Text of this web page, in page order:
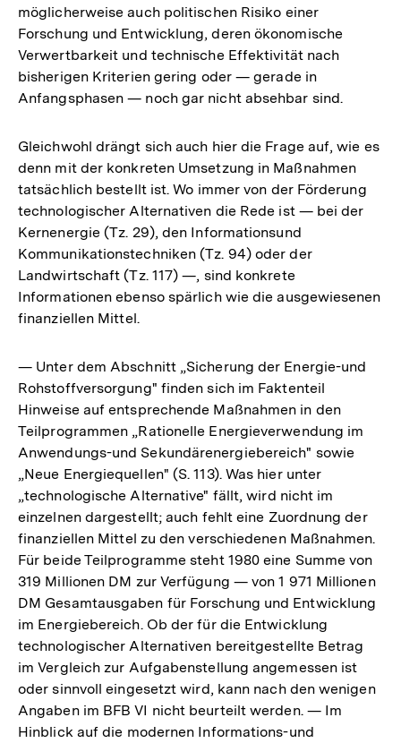
möglicherweise auch politischen Risiko einer
Forschung und Entwicklung, deren ökonomische
Verwertbarkeit und technische Effektivität nach
bisherigen Kriterien gering oder — gerade in
Anfangsphasen — noch gar nicht absehbar sind.
Gleichwohl drängt sich auch hier die Frage auf, wie es
denn mit der konkreten Umsetzung in Maßnahmen
tatsächlich bestellt ist. Wo immer von der Förderung
technologischer Alternativen die Rede ist — bei der
Kernenergie (Tz. 29), den Informationsund
Kommunikationstechniken (Tz. 94) oder der
Landwirtschaft (Tz. 117) —, sind konkrete
Informationen ebenso spärlich wie die ausgewiesenen
finanziellen Mittel.
— Unter dem Abschnitt „Sicherung der Energie-und
Rohstoffversorgung" finden sich im Faktenteil
Hinweise auf entsprechende Maßnahmen in den
Teilprogrammen „Rationelle Energieverwendung im
Anwendungs-und Sekundärenergiebereich" sowie
„Neue Energiequellen" (S. 113). Was hier unter
„technologische Alternative" fällt, wird nicht im
einzelnen dargestellt; auch fehlt eine Zuordnung der
finanziellen Mittel zu den verschiedenen Maßnahmen.
Für beide Teilprogramme steht 1980 eine Summe von
319 Millionen DM zur Verfügung — von 1 971 Millionen
DM Gesamtausgaben für Forschung und Entwicklung
im Energiebereich. Ob der für die Entwicklung
technologischer Alternativen bereitgestellte Betrag
im Vergleich zur Aufgabenstellung angemessen ist
oder sinnvoll eingesetzt wird, kann nach den wenigen
Angaben im BFB VI nicht beurteilt werden. — Im
Hinblick auf die modernen Informations-und